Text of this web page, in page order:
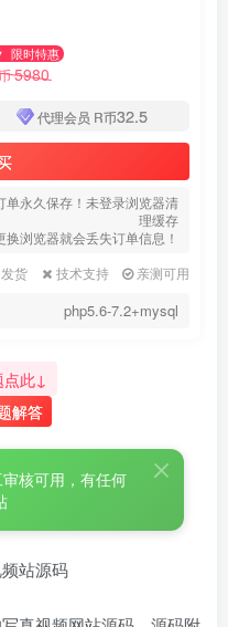
限时特惠
5980
代理会员 R币32.5
单永久保存！未登录浏览器清
理缓存
换浏览器就会丢失订单信息！
货 技术支持 亲测可用
php5.6-7.2+mysql
点此↓
解答
核可用，有任何
站源码